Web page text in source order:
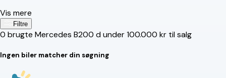
Vis mere
Filtre
0 brugte Mercedes B200 d under 100.000 kr til salg
Ingen biler matcher din søgning